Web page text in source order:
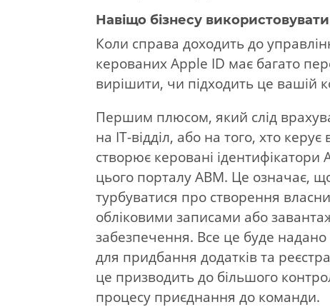
Навіщо бізнесу
Коли справа доходить до
керованих Apple ID має багато
вирішити, чи підходить це вашій
Першим плюсом, який слід
на ІТ-відділ, або на того, хто
створює керовані ідентифікатори
цього порталу ABM. Це означає,
турбуватися про створення
обліковими записами або
забезпечення. Все це буде
для придбання додатків та
це призводить до більшого
процесу приєднання до команди.